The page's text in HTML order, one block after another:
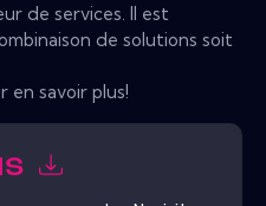
de services. Il est
de solutions soit
en savoir plus!